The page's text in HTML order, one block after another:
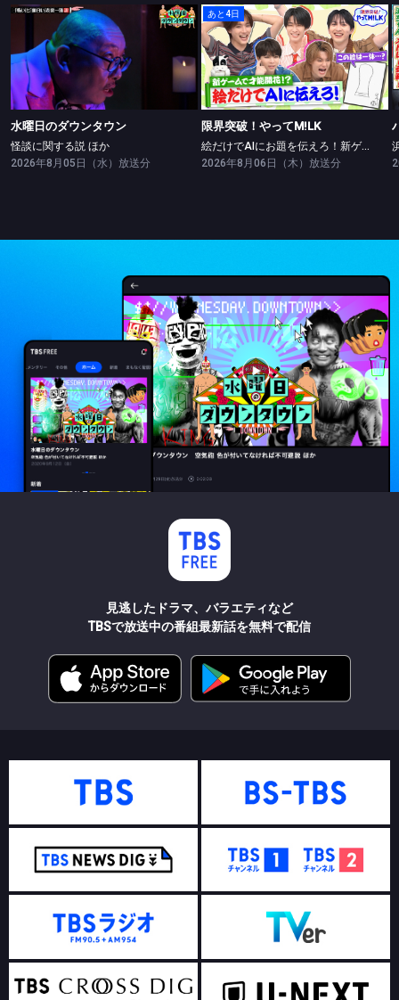
水曜日のダウンタウン
怪談に関する説 ほか
水曜日のダウンタウン
怪談に関する説 ほか
2026年8月05日（水）放送分
あと4日
限界突破！やってM!LK
限界突破！やってM!LK
絵だけでAIにお題を伝えろ！新ゲームで絵の才能開花！？
2026年8月06日（木）放送分
見逃したドラマ、バラエティなど
TBSで放送中の番組最新話を無料で配信